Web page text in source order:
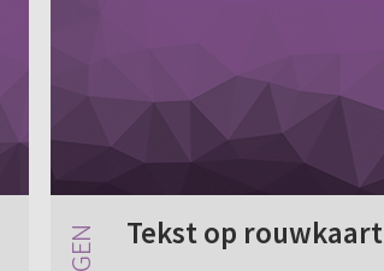
Tekst op rouwkaart